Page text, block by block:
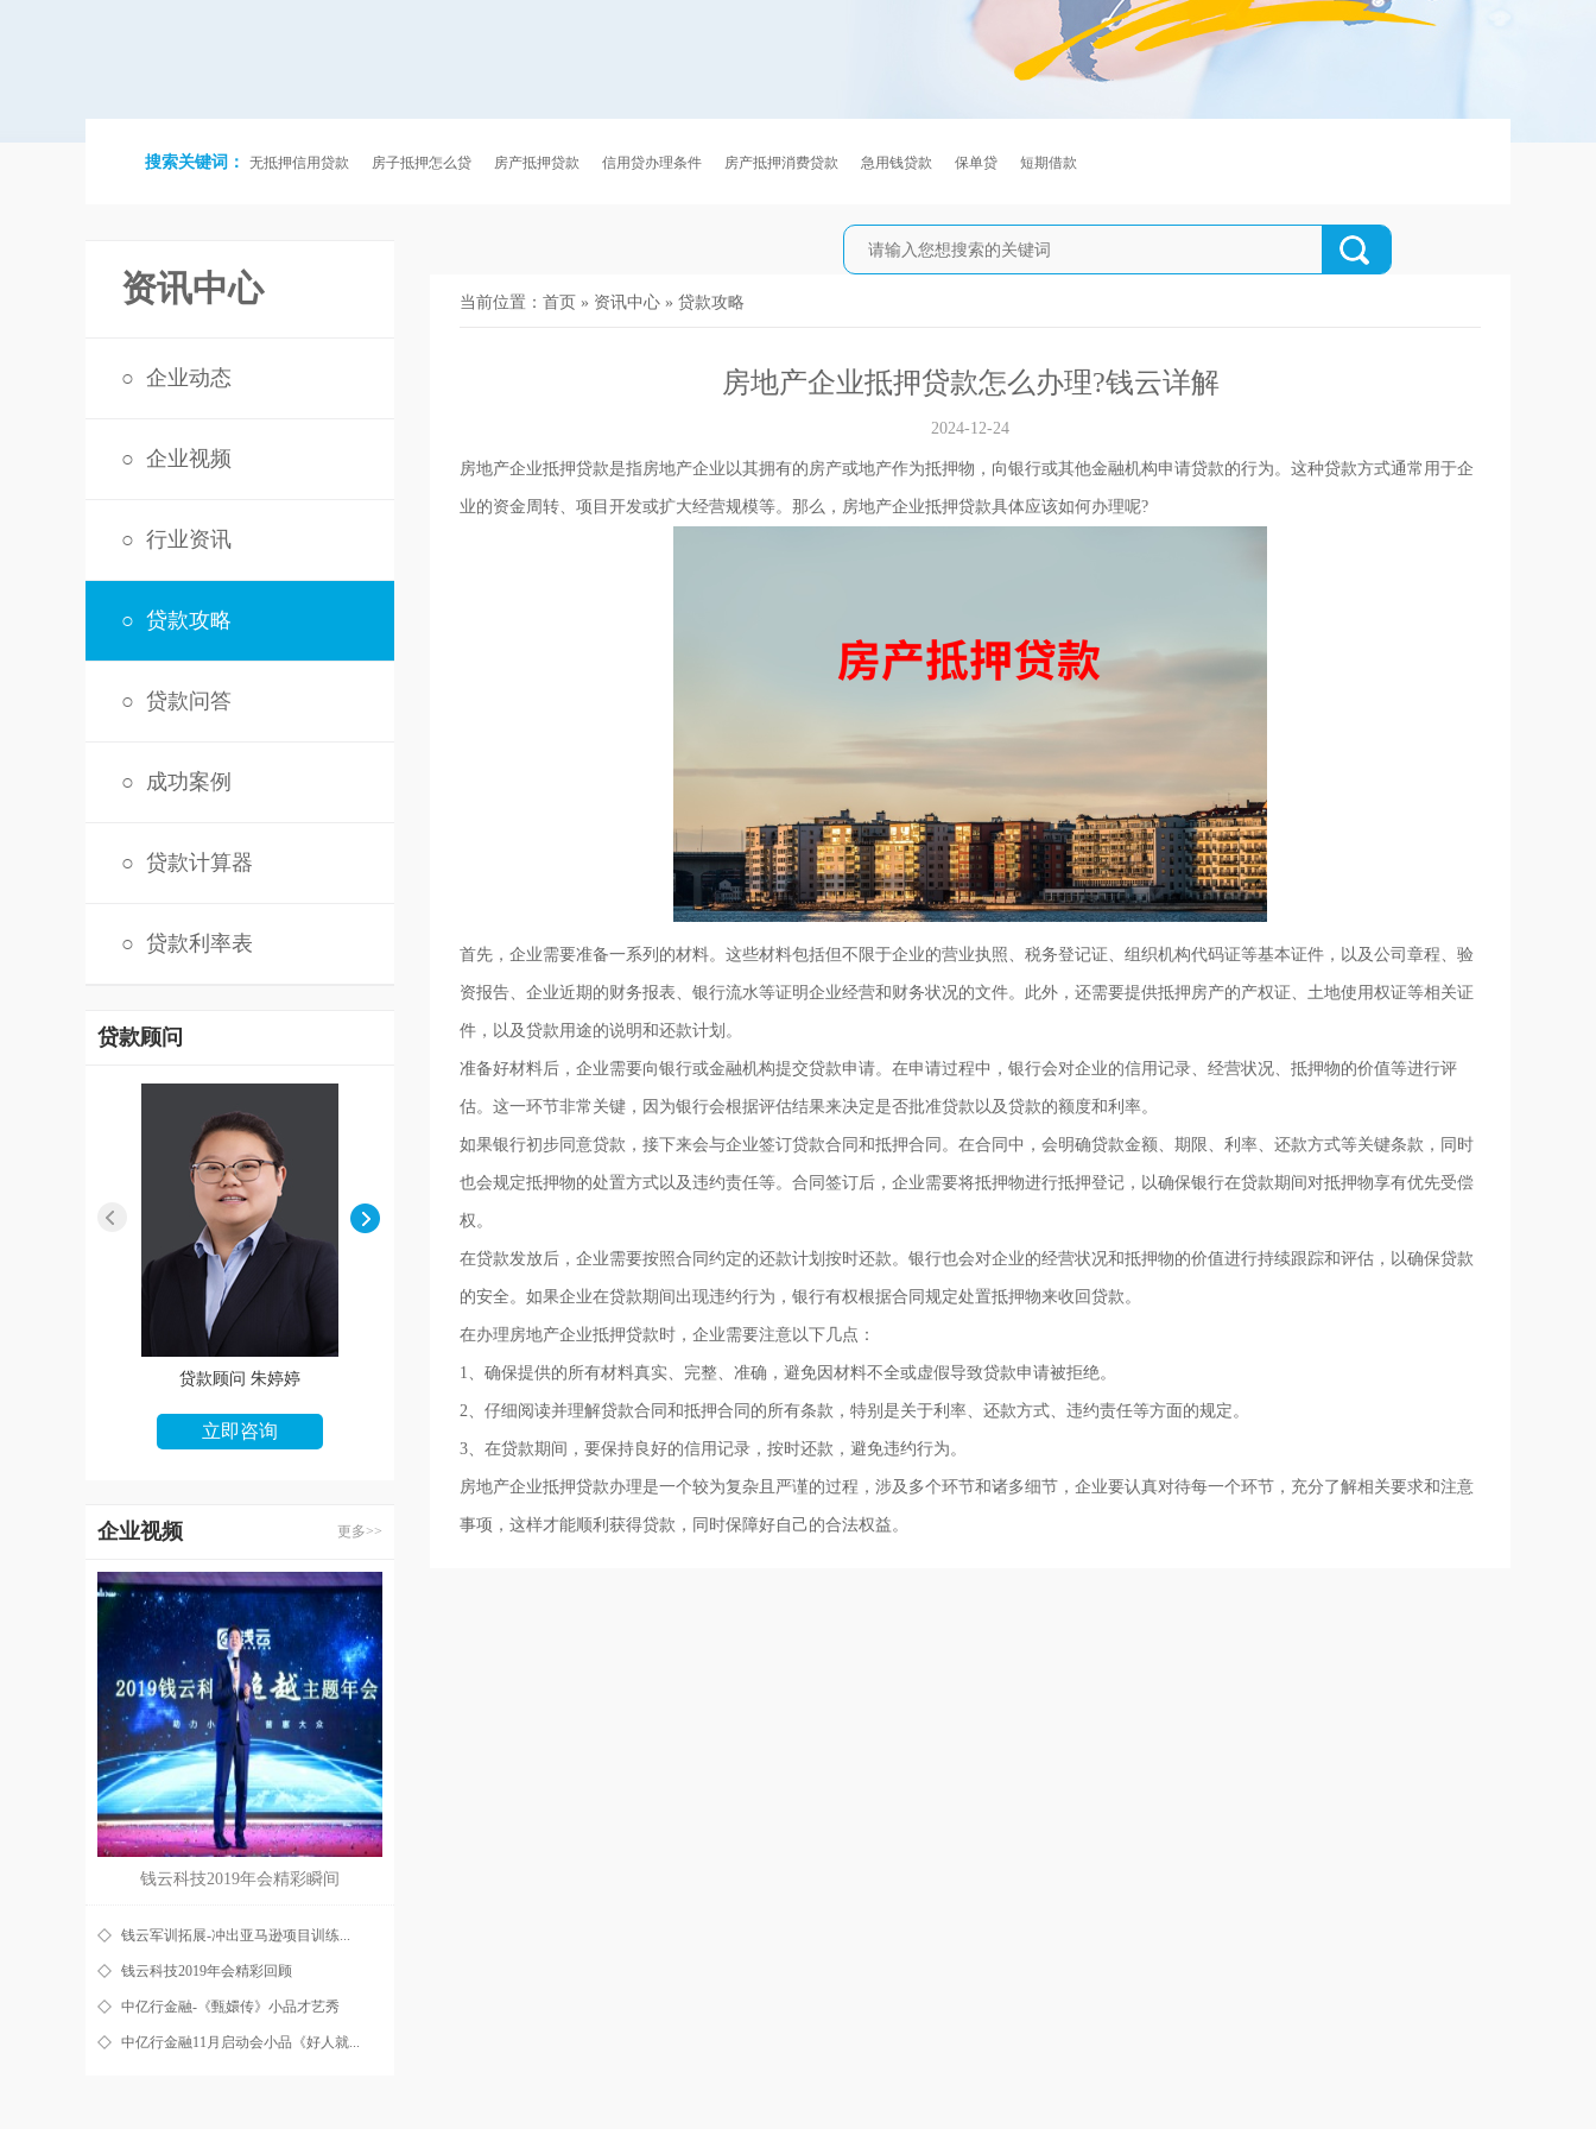
搜索关键词： 无抵押信用贷款 房子抵押怎么贷 房产抵押贷款 信用贷办理条件 房产抵押消费贷款 急用钱贷款 保单贷 短期借款
资讯中心
○ 企业动态
○ 企业视频
○ 行业资讯
○ 贷款攻略
○ 贷款问答
○ 成功案例
○ 贷款计算器
○ 贷款利率表
贷款顾问
贷款顾问 朱婷婷
立即咨询
贷款顾问 王娜 贷款顾问 张华
企业视频 更多>>
钱云科技2019年会精彩瞬间
钱云军训拓展-冲出亚马逊项目训练...
钱云科技2019年会精彩回顾
中亿行金融-《甄嬛传》小品才艺秀
中亿行金融11月启动会小品《好人就...
当前位置： 首页 » 资讯中心 » 贷款攻略
房地产企业抵押贷款怎么办理?钱云详解
2024-12-24
房地产企业抵押贷款是指房地产企业以其拥有的房产或地产作为抵押物，向银行或其他金融机构申请贷款的行为。这种贷款方式通常用于企
业的资金周转、项目开发或扩大经营规模等。那么，房地产企业抵押贷款具体应该如何办理呢?
首先，企业需要准备一系列的材料。这些材料包括但不限于企业的营业执照、税务登记证、组织机构代码证等基本证件，以及公司章程、验
资报告、企业近期的财务报表、银行流水等证明企业经营和财务状况的文件。此外，还需要提供抵押房产的产权证、土地使用权证等相关证
件，以及贷款用途的说明和还款计划。
准备好材料后，企业需要向银行或金融机构提交贷款申请。在申请过程中，银行会对企业的信用记录、经营状况、抵押物的价值等进行评
估。这一环节非常关键，因为银行会根据评估结果来决定是否批准贷款以及贷款的额度和利率。
如果银行初步同意贷款，接下来会与企业签订贷款合同和抵押合同。在合同中，会明确贷款金额、期限、利率、还款方式等关键条款，同时
也会规定抵押物的处置方式以及违约责任等。合同签订后，企业需要将抵押物进行抵押登记，以确保银行在贷款期间对抵押物享有优先受偿
权。
在贷款发放后，企业需要按照合同约定的还款计划按时还款。银行也会对企业的经营状况和抵押物的价值进行持续跟踪和评估，以确保贷款
的安全。如果企业在贷款期间出现违约行为，银行有权根据合同规定处置抵押物来收回贷款。
在办理房地产企业抵押贷款时，企业需要注意以下几点：
1、确保提供的所有材料真实、完整、准确，避免因材料不全或虚假导致贷款申请被拒绝。
2、仔细阅读并理解贷款合同和抵押合同的所有条款，特别是关于利率、还款方式、违约责任等方面的规定。
3、在贷款期间，要保持良好的信用记录，按时还款，避免违约行为。
房地产企业抵押贷款办理是一个较为复杂且严谨的过程，涉及多个环节和诸多细节，企业要认真对待每一个环节，充分了解相关要求和注意
事项，这样才能顺利获得贷款，同时保障好自己的合法权益。